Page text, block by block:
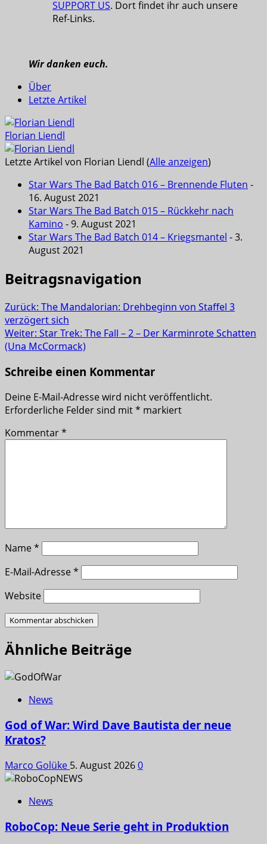
SUPPORT US. Dort findet ihr auch unsere
Ref-Links.
Wir danken euch.
Über
Letzte Artikel
Florian Liendl
Letzte Artikel von Florian Liendl (Alle anzeigen)
Star Wars The Bad Batch 016 – Brennende Fluten -
16. August 2021
Star Wars The Bad Batch 015 – Rückkehr nach
Kamino - 9. August 2021
Star Wars The Bad Batch 014 – Kriegsmantel - 3.
August 2021
Beitragsnavigation
Zurück: The Mandalorian: Drehbeginn von Staffel 3
verzögert sich
Weiter: Star Trek: The Fall – 2 – Der Karminrote Schatten
(Una McCormack)
Schreibe einen Kommentar
Deine E-Mail-Adresse wird nicht veröffentlicht.
Erforderliche Felder sind mit* markiert
Kommentar*
Name*
E-Mail-Adresse*
Website
Ähnliche Beiträge
News
God of War: Wird Dave Bautista der neue
Kratos?
Marco Golüke 5. August 20260
News
RoboCop: Neue Serie geht in Produktion